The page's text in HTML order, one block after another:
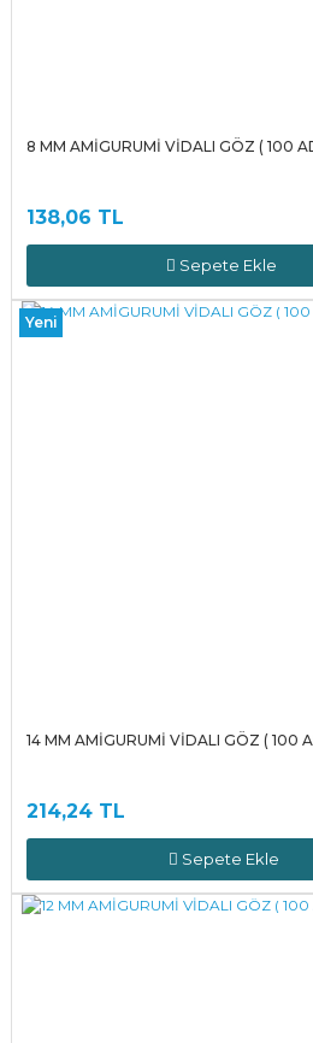
8 MM AMİGURUMİ VİDALI GÖZ ( 100
138,06 TL
Sepete Ekle
Yeni
14 MM AMİGURUMİ VİDALI GÖZ ( 100
214,24 TL
Sepete Ekle